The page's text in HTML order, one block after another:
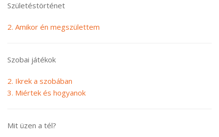
Születéstörténet
2. Amikor én megszülettem
Szobai játékok
2. Ikrek a szobában
3. Miértek és hogyanok
Mit üzen a tél?